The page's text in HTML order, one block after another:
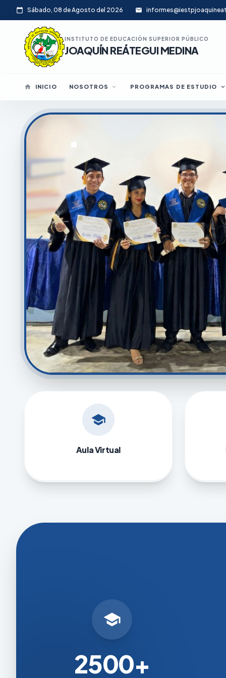
calendar_today Sábado, 08 de Agosto del 2026 email
INSTITUTO DE EDUCACIÓN SUPERIOR PÚBLICO
JOAQUÍN REÁTEGUI MEDINA
home INICIO NOSOTROS expand_more PROGRAMAS DE ESTUDIO expand_more
IES PUBLICO JOAQUIN
.
.
school
Aula Virtual
school
2500+